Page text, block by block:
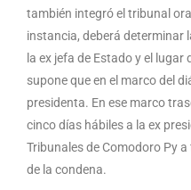
también integró el tribunal
instancia, deberá determinar
la ex jefa de Estado y el
supone que en el marco del
presidenta. En ese marco
cinco días hábiles a la ex
Tribunales de Comodoro Py
de la condena.